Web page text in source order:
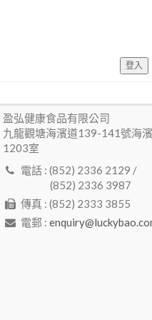
登入
盈弘健康食品有限公司
九龍觀塘海濱道139-141號海
1203室
電話 : (852) 2336 2129 /
(852) 2336 3987
傳真 : (852) 2333 3855
電郵 :